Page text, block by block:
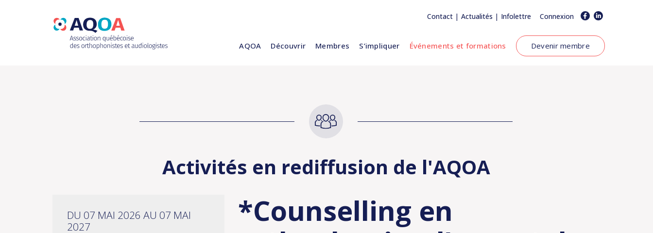
Contact | Actualités | Infolettre Connexion
AQOA Découvrir Membres S’impliquer Événements et formations Devenir membre
Activités en rediffusion de l'AQOA
DU 07 MAI 2026 AU 07 MAI
2027
*Counselling en